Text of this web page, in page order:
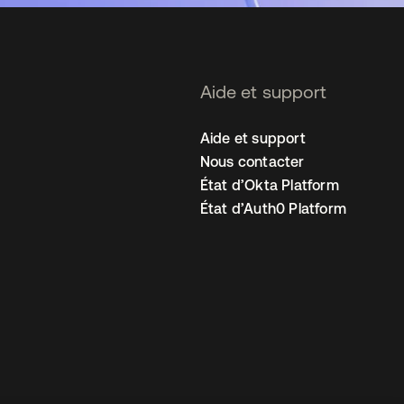
Aide et support
Aide et support
Nous contacter
État d’Okta Platform
État d’Auth0 Platform